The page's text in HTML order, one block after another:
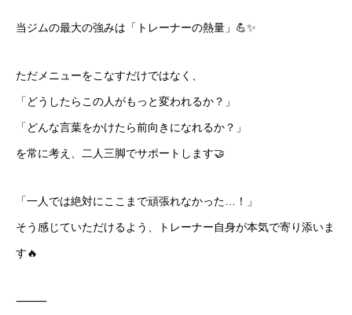
当ジムの最大の強みは「トレーナーの熱量」💪✨
ただメニューをこなすだけではなく、
「どうしたらこの人がもっと変われるか？」
「どんな言葉をかけたら前向きになれるか？」
を常に考え、二人三脚でサポートします🤝
「一人では絶対にここまで頑張れなかった…！」
そう感じていただけるよう、トレーナー自身が本気で寄り添いま
す🔥
⸻